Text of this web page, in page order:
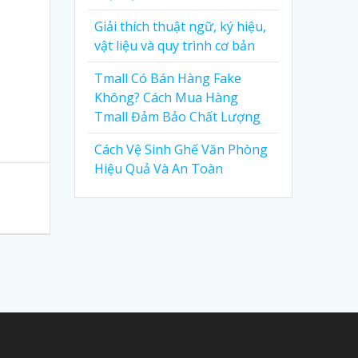
Giải thích thuật ngữ, ký hiệu,
vật liệu và quy trình cơ bản
Tmall Có Bán Hàng Fake
Không? Cách Mua Hàng
Tmall Đảm Bảo Chất Lượng
Cách Vệ Sinh Ghế Văn Phòng
Hiệu Quả Và An Toàn